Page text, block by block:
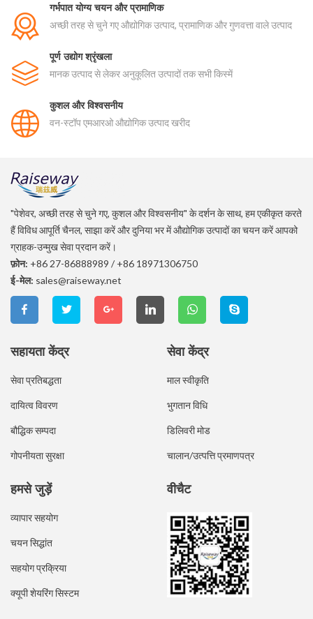
गर्भपात योग्य चयन और प्रामाणिक
अच्छी तरह से चुने गए औद्योगिक उत्पाद, प्रामाणिक और गुणवत्ता वाले उत्पाद
पूर्ण उद्योग श्रृंखला
मानक उत्पाद से लेकर अनुकूलित उत्पादों तक सभी किस्में
कुशल और विश्वसनीय
वन-स्टॉप एमआरओ औद्योगिक उत्पाद खरीद
"पेशेवर, अच्छी तरह से चुने गए, कुशल और विश्वसनीय" के दर्शन के साथ, हम एकीकृत करते
हैं विविध आपूर्ति चैनल, साझा करें और दुनिया भर में औद्योगिक उत्पादों का चयन करें आपको
ग्राहक-उन्मुख सेवा प्रदान करें।
फ़ोन: +86 27-86888989 / +86 18971306750
ई-मेल: sales@raiseway.net
सहायता केंद्र
सेवा प्रतिबद्धता
दायित्व विवरण
बौद्धिक सम्पदा
गोपनीयता सुरक्षा
सेवा केंद्र
माल स्वीकृति
भुगतान विधि
डिलिवरी मोड
चालान/उत्पत्ति प्रमाणपत्र
हमसे जुड़ें
व्यापार सहयोग
चयन सिद्धांत
सहयोग प्रक्रिया
क्यूपी शेयरिंग सिस्टम
वीचैट